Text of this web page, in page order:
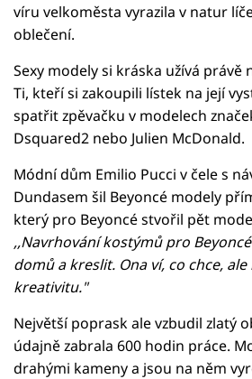
víru velkoměsta vyrazila v natur
oblečení.
Sexy modely si kráska užívá právě
Ti, kteří si zakoupili lístek na její
spatřit zpěvačku v modelech
Dsquared2 nebo Julien McDonald.
Módní dům Emilio Pucci v čele s
Dundasem šil Beyoncé modely
který pro Beyoncé stvořil pět
,,Navrhování kostýmů pro
domů a kreslit. Ona ví, co chce,
kreativitu."
Největší poprask ale vzbudil zlatý
údajně zabrala 600 hodin práce.
drahými kameny a jsou na něm